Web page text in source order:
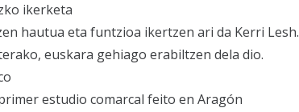
ikerketa
hautua eta funtzioa ikertzen ari da Kerri Lesh.
euskara gehiago erabiltzen dela dio.
estudio comarcal feito en Aragón